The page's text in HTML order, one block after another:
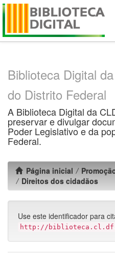
Skip
Biblioteca Digital
do Distrito Federal
A Biblioteca Digital da
preservar e divulgar
Poder Legislativo e da
Federal.
Página inicial
Direitos dos cidadãos
Use este identificador para
http://